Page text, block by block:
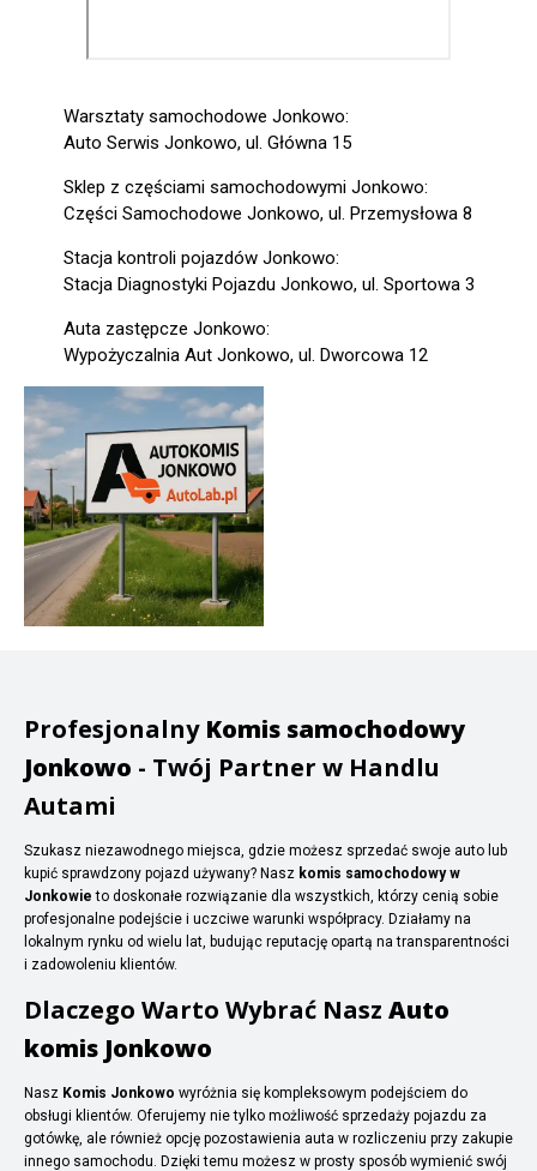
Warsztaty samochodowe Jonkowo:
Auto Serwis Jonkowo, ul. Główna 15
Sklep z częściami samochodowymi Jonkowo:
Części Samochodowe Jonkowo, ul. Przemysłowa 8
Stacja kontroli pojazdów Jonkowo:
Stacja Diagnostyki Pojazdu Jonkowo, ul. Sportowa 3
Auta zastępcze Jonkowo:
Wypożyczalnia Aut Jonkowo, ul. Dworcowa 12
Profesjonalny Komis samochodowy
Jonkowo - Twój Partner w Handlu
Autami
Szukasz niezawodnego miejsca, gdzie możesz sprzedać swoje auto lub
kupić sprawdzony pojazd używany? Nasz komis samochodowy w
Jonkowie to doskonałe rozwiązanie dla wszystkich, którzy cenią sobie
profesjonalne podejście i uczciwe warunki współpracy. Działamy na
lokalnym rynku od wielu lat, budując reputację opartą na transparentności
i zadowoleniu klientów.
Dlaczego Warto Wybrać Nasz Auto
komis Jonkowo
Nasz Komis Jonkowo wyróżnia się kompleksowym podejściem do
obsługi klientów. Oferujemy nie tylko możliwość sprzedaży pojazdu za
gotówkę, ale również opcję pozostawienia auta w rozliczeniu przy zakupie
innego samochodu. Dzięki temu możesz w prosty sposób wymienić swój